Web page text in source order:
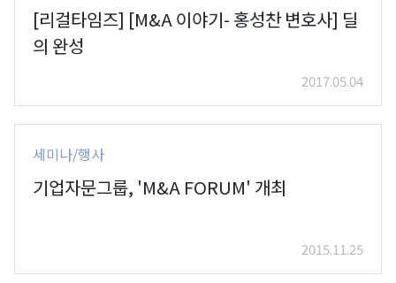
[리걸타임즈] [M&A 이야기- 홍성찬 변호사] 딜
의 완성
2017.05.04
세미나/행사
기업자문그룹, 'M&A FORUM' 개최
2015.11.25